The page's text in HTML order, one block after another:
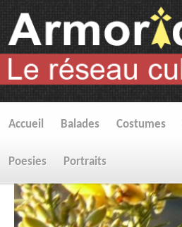
Accueil Balades Costumes
Poesies Portraits